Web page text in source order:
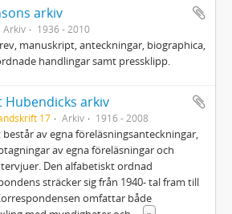
arkiv
Arkiv 1936 - 2010
manuskript, anteckningar, biographica,
handlingar samt pressklipp.
Hubendicks arkiv
17 Arkiv 1916 - 2008
av egna föreläsningsanteckningar,
av egna föreläsningar och
Den alfabetiskt ordnad
sträcker sig från 1940- tal fram till
omfattar både